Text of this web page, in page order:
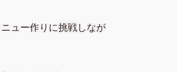
ュー作りに挑戦しなが